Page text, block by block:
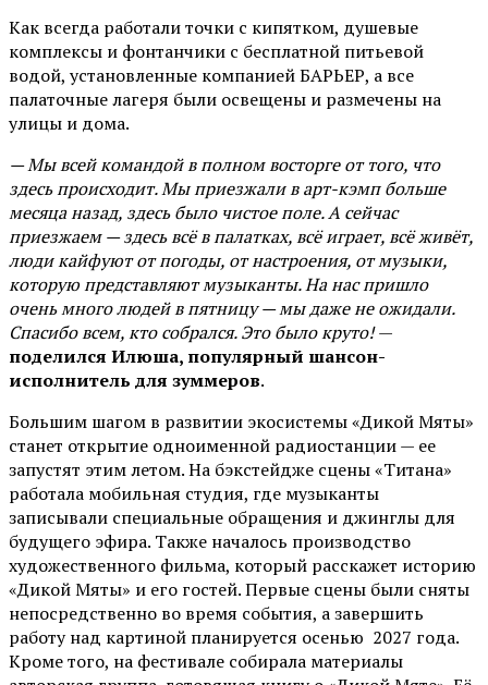
Как всегда работали точки с кипятком, душевые
комплексы и фонтанчики с бесплатной питьевой
водой, установленные компанией БАРЬЕР, а все
палаточные лагеря были освещены и размечены на
улицы и дома.
— Мы всей командой в полном восторге от того, что
здесь происходит. Мы приезжали в арт-кэмп больше
месяца назад, здесь было чистое поле. А сейчас
приезжаем — здесь всё в палатках, всё играет, всё живёт,
люди кайфуют от погоды, от настроения, от музыки,
которую представляют музыканты. На нас пришло
очень много людей в пятницу — мы даже не ожидали.
Спасибо всем, кто собрался. Это было круто!—
поделился Илюша, популярный шансон-
исполнитель для зуммеров.
Большим шагом в развитии экосистемы «Дикой Мяты»
станет открытие одноименной радиостанции — ее
запустят этим летом. На бэкстейдже сцены «Титана»
работала мобильная студия, где музыканты
записывали специальные обращения и джинглы для
будущего эфира. Также началось производство
художественного фильма, который расскажет историю
«Дикой Мяты» и его гостей. Первые сцены были сняты
непосредственно во время события, а завершить
работу над картиной планируется осенью 2027 года.
Кроме того, на фестивале собирала материалы